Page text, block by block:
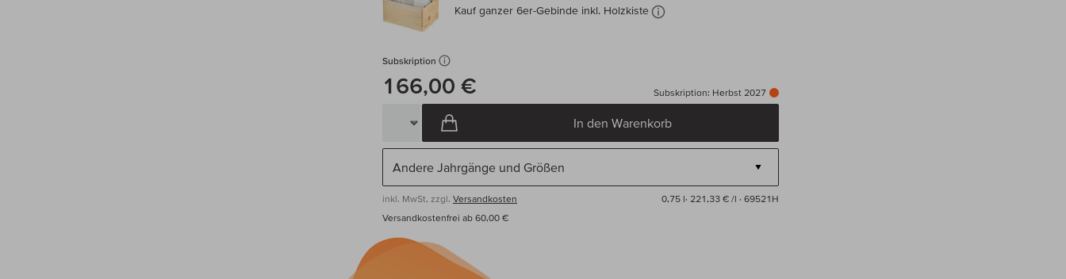
Kauf ganzer 6er-Gebinde inkl. Holzkiste
Subskription
166,00 € Subskription: Herbst 2027
In den Warenkorb
inkl. MwSt, zzgl. Versandkosten 0,75 l· 221,33 € /l · 69521H
Versandkostenfrei ab 60,00 €